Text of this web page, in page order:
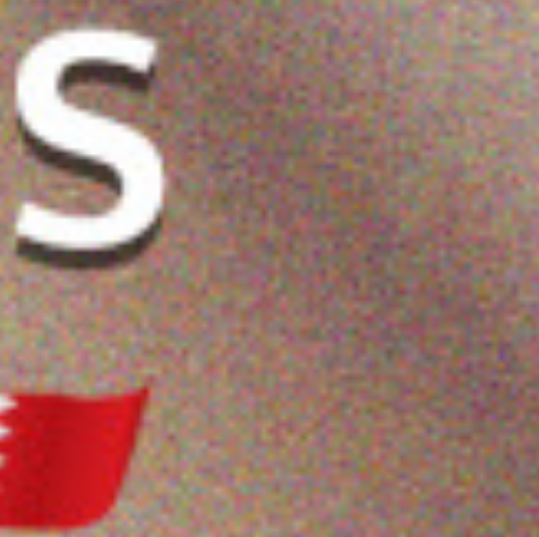
الجسم المرطب
مل
اشتر الآن
ريفولي سيروم جسم
مضاد للشيخوخة - ٢٠٠
ملي
4.400 دب
أضف
اشتر الآن
بلسم زيت العلاج من
ريفويل 200 مل
3.300 دب
أضف
اشتر الآن